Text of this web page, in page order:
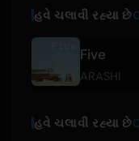
હવે ચલાવી રહ્યા છે
Five
ARASHI
હવે ચલાવી રહ્યા છે